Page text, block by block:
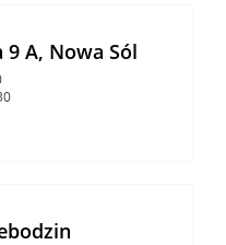
9 A, Nowa Sól